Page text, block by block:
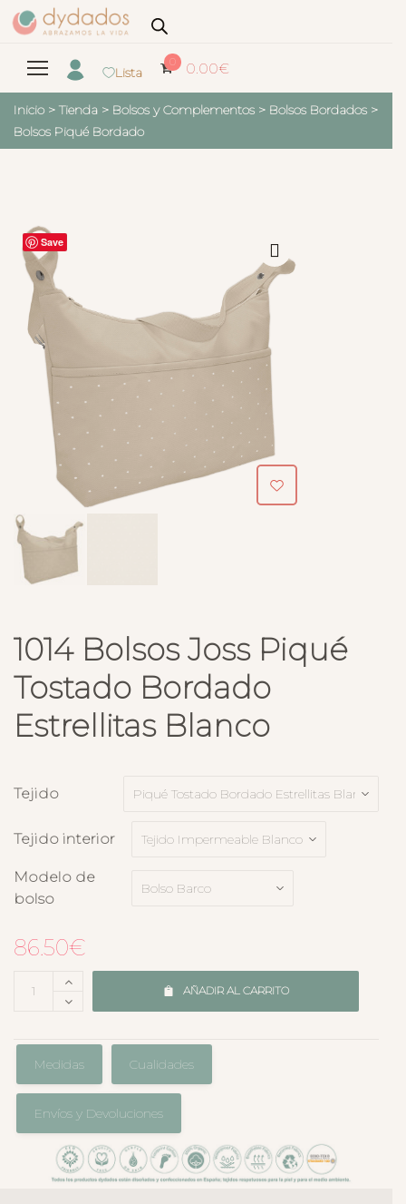
Lista
0 0.00€
Inicio > Tienda > Bolsos y Complementos > Bolsos Bordados >
Bolsos Piqué Bordado
Save
1014 Bolsos Joss Piqué
Tostado Bordado
Estrellitas Blanco
Tejido
Tejido interior
Modelo de
bolso
86.50€
AÑADIR AL CARRITO
Medidas Cualidades
Envíos y Devoluciones